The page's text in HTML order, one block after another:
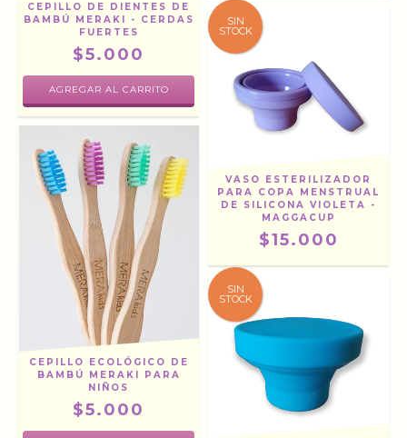
CEPILLO DE DIENTES DE
BAMBÚ MERAKI - CERDAS
FUERTES
$5.000
CEPILLO ECOLÓGICO DE
BAMBÚ MERAKI PARA
NIÑOS
$5.000
SIN
STOCK
VASO ESTERILIZADOR
PARA COPA MENSTRUAL
DE SILICONA VIOLETA -
MAGGACUP
$15.000
SIN
STOCK